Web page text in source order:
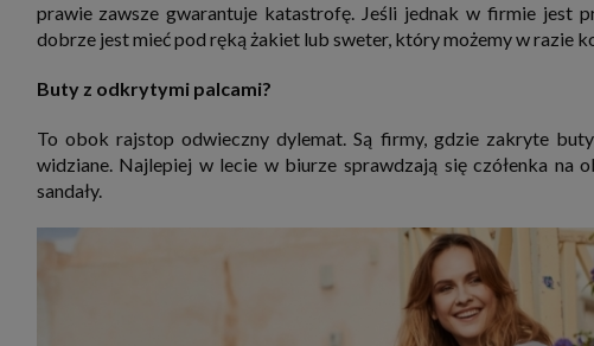
prawie zawsze gwarantuje katastrofę. Jeśli jednak w firmie jest
dobrze jest mieć pod ręką żakiet lub sweter, który możemy w razie
Buty z odkrytymi palcami?
To obok rajstop odwieczny dylemat. Są firmy, gdzie zakryte
widziane. Najlepiej w lecie w biurze sprawdzają się czółenka
sandały.